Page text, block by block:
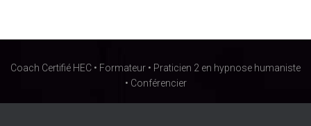
Coach Certifié HEC • Formateur • Praticien 2 en hypnose humaniste
• Conférencier